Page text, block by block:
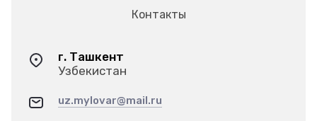
Контакты
г. Ташкент
Узбекистан
uz.mylovar@mail.ru